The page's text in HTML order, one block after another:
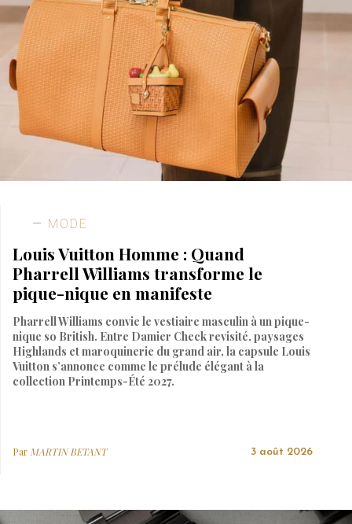
MODE
Louis Vuitton Homme : Quand
Pharrell Williams transforme le
pique-nique en manifeste
Pharrell Williams convie le vestiaire masculin à un pique-
nique so British. Entre Damier Check revisité, paysages
Highlands et maroquinerie du grand air, la capsule Louis
Vuitton s’annonce comme le prélude élégant à la
collection Printemps-Été 2027.
Par MARTIN BETANT 3 août 2026